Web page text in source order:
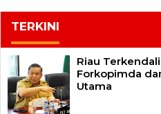
TERKINI
Riau
Forkopimda
Utama